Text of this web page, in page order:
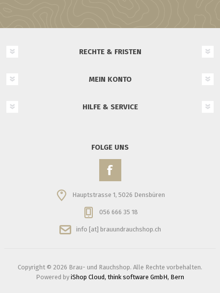
RECHTE & FRISTEN
MEIN KONTO
HILFE & SERVICE
FOLGE UNS
Hauptstrasse 1, 5026 Densbüren
056 666 35 18
info [at] brauundrauchshop.ch
Copyright © 2026 Brau- und Rauchshop. Alle Rechte vorbehalten.
Powered by iShop Cloud, think software GmbH, Bern